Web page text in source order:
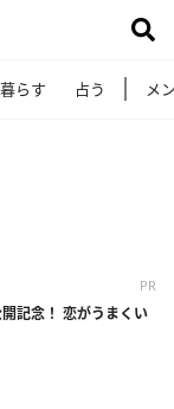
暮らす 占う メ
PR
記念！ 恋がうまくい